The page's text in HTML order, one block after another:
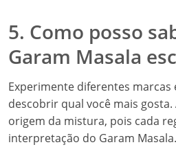
5. Como posso
Garam Masala
Experimente diferentes marcas
descobrir qual você mais
origem da mistura, pois cada
interpretação do Garam Masala.